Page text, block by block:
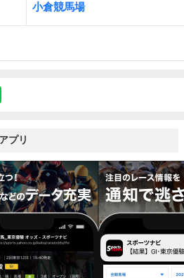
小倉競馬場
プリ